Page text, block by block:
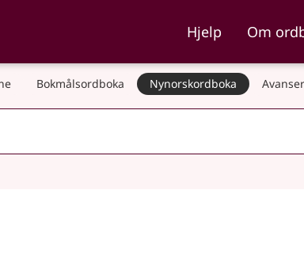
NynorskordbokaHjelp Om
Bokmålsordboka Nynorskordboka